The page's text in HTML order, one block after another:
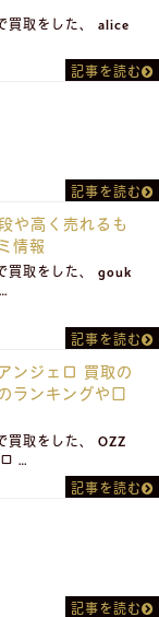
買取をした、 alice
記事を読む
記事を読む
や高く売れるも
情報
買取をした、 gouk
記事を読む
ンジェロ 買取の
ランキングや口
買取をした、 OZZ
…
記事を読む
記事を読む